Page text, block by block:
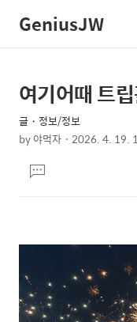
GeniusJW
상
세
컨
텐
츠
본
제
목
여기어때 트
글・정보/정보
by야먹자 2026. 4. 19.
문댓
글